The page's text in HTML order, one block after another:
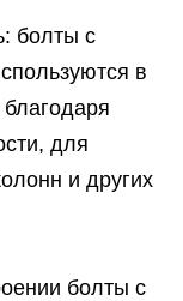
болты с
в
для
и других
болты с